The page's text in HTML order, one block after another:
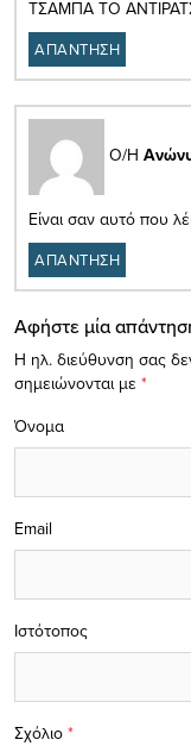
ΤΣΑΜΠΑ ΤΟ
ΑΠΑΝΤΗΣΗ
Ο/Η
Είναι σαν αυτό που
ΑΠΑΝΤΗΣΗ
Αφήστε μία
Η ηλ. διεύθυνση σας
σημειώνονται με *
Σχόλιο *
Όνομα
Email
Ιστότοπος